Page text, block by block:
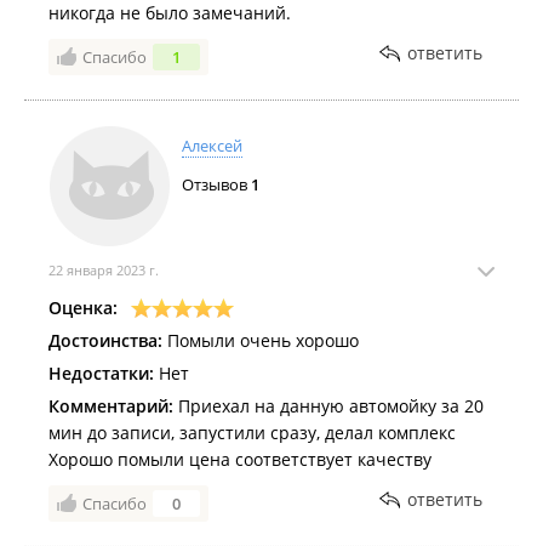
никогда не было замечаний.
Спасибо 1 ответить
Алексей
Отзывов 1
22 января 2023 г.
Оценка:
Достоинства: Помыли очень хорошо
Недостатки: Нет
Комментарий: Приехал на данную автомойку за 20
мин до записи, запустили сразу, делал комплекс
Хорошо помыли цена соответствует качеству
Спасибо 0 ответить